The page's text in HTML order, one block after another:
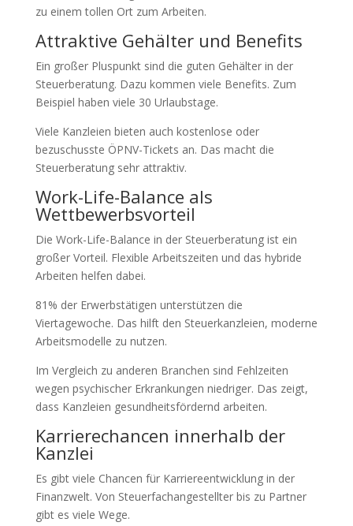
zu einem tollen Ort zum Arbeiten.
Attraktive Gehälter und Benefits
Ein großer Pluspunkt sind die guten Gehälter in der
Steuerberatung. Dazu kommen viele Benefits. Zum
Beispiel haben viele 30 Urlaubstage.
Viele Kanzleien bieten auch kostenlose oder
bezuschusste ÖPNV-Tickets an. Das macht die
Steuerberatung sehr attraktiv.
Work-Life-Balance als
Wettbewerbsvorteil
Die Work-Life-Balance in der Steuerberatung ist ein
großer Vorteil. Flexible Arbeitszeiten und das hybride
Arbeiten helfen dabei.
81% der Erwerbstätigen unterstützen die
Viertagewoche. Das hilft den Steuerkanzleien, moderne
Arbeitsmodelle zu nutzen.
Im Vergleich zu anderen Branchen sind Fehlzeiten
wegen psychischer Erkrankungen niedriger. Das zeigt,
dass Kanzleien gesundheitsfördernd arbeiten.
Karrierechancen innerhalb der
Kanzlei
Es gibt viele Chancen für Karriereentwicklung in der
Finanzwelt. Von Steuerfachangestellter bis zu Partner
gibt es viele Wege.